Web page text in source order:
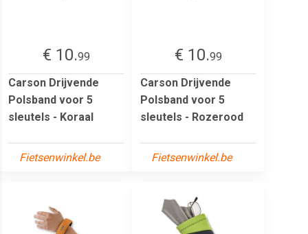
€ 10.99
Carson Drijvende
Polsband voor 5
sleutels - Koraal
Fietsenwinkel.be
€ 10.99
Carson Drijvende
Polsband voor 5
sleutels - Rozerood
Fietsenwinkel.be